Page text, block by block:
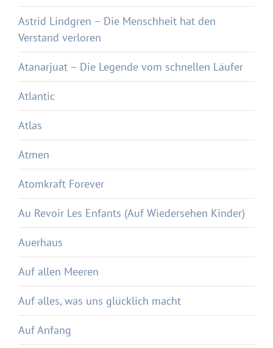
Astrid Lindgren – Die Menschheit hat den
Verstand verloren
Atanarjuat – Die Legende vom schnellen Läufer
Atlantic
Atlas
Atmen
Atomkraft Forever
Au Revoir Les Enfants (Auf Wiedersehen Kinder)
Auerhaus
Auf allen Meeren
Auf alles, was uns glücklich macht
Auf Anfang